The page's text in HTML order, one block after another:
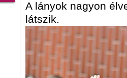
A lányok nagyon
látszik.